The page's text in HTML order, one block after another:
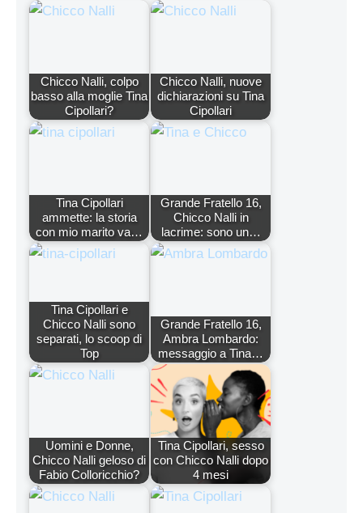
Chicco Nalli, colpo
basso alla moglie Tina
Cipollari?
Chicco Nalli, nuove
dichiarazioni su Tina
Cipollari
Tina Cipollari
ammette: la storia
con mio marito va…
Grande Fratello 16,
Chicco Nalli in
lacrime: sono un…
Tina Cipollari e
Chicco Nalli sono
separati, lo scoop di
Top
Grande Fratello 16,
Ambra Lombardo:
messaggio a Tina…
Uomini e Donne,
Chicco Nalli geloso di
Fabio Colloricchio?
Tina Cipollari, sesso
con Chicco Nalli dopo
4 mesi